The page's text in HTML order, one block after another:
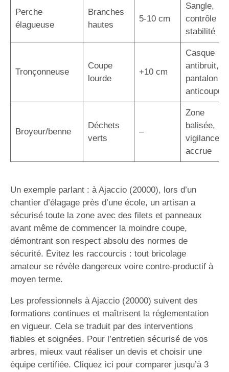
Perche
élagueuse
Branches
hautes
5-10 cm
Sangle,
contrôle
stabilité
Tronçonneuse
Coupe
lourde
+10 cm
Casque
antibruit,
pantalon
Broyeur/benne
Déchets
verts
–
Zone
balisée,
vigilance
accrue
Un exemple parlant : à Ajaccio (20000), lors d’un
chantier d’élagage près d’une école, un artisan a
sécurisé toute la zone avec des filets et panneaux
avant même de commencer la moindre coupe,
démontrant son respect absolu des normes de
sécurité. Évitez les raccourcis : tout bricolage
amateur se révèle dangereux voire contre-productif à
moyen terme.
Les professionnels à Ajaccio (20000) suivent des
formations continues et maîtrisent la réglementation
en vigueur. Cela se traduit par des interventions
fiables et soignées. Pour l’entretien sécurisé de vos
arbres, mieux vaut réaliser un devis et choisir une
équipe certifiée. Cliquez ici pour comparer jusqu’à 3